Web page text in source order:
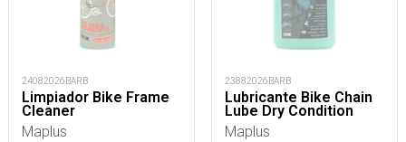
24082026BARB
Limpiador Bike Frame
Cleaner
Maplus
23882026BARB
Lubricante Bike Chain
Lube Dry Condition
Maplus